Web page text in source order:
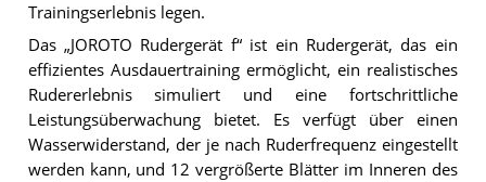
Trainingserlebnis legen.
Das „JOROTO Rudergerät f“ ist ein Rudergerät, das ein
effizientes Ausdauertraining ermöglicht, ein realistisches
Rudererlebnis simuliert und eine fortschrittliche
Leistungsüberwachung bietet. Es verfügt über einen
Wasserwiderstand, der je nach Ruderfrequenz eingestellt
werden kann, und 12 vergrößerte Blätter im Inneren des